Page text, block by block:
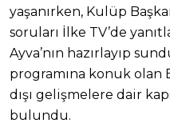
yaşanırken, Kulüp
soruları İlke TV’de
Ayva’nın hazırlayıp
programına konuk olan
dışı gelişmelere dair
bulundu.